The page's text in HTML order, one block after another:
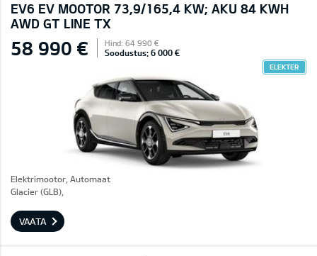
EV6 EV MOOTOR 73,9/165,4 KW; AKU 84 KWH
AWD GT LINE TX
58 990 € Hind: 64 990 €
Soodustus: 6 000 €
ELEKTER
Elektrimootor, Automaat
Glacier (GLB),
VAATA